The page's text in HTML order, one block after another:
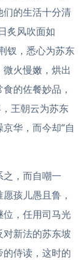
的生活十分清
炙风吹面如
钗，悉心为苏东
火慢嫩，烘出
的佐餐妙品，
王朝云为苏东
华，而今却“自
，而自嘲一
孩儿愚且鲁，
，任用司马光
新法的苏东坡
侍读，这时的